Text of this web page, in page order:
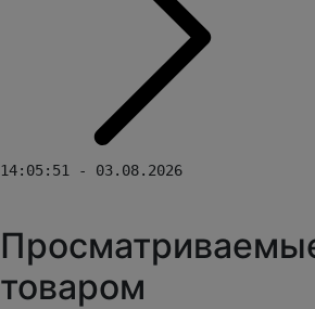
14:05:51 - 03.08.2026
товаром